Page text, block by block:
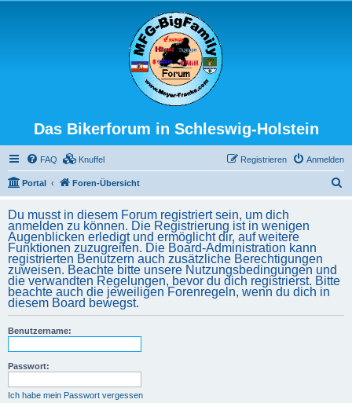
Das Bikerforum in Schleswig-Holstein
FAQ Knuffel Anmelden
Registrieren
Portal Foren-Übersicht
Du musst in diesem Forum registriert sein, um dich
anmelden zu können. Die Registrierung ist in wenigen
Augenblicken erledigt und ermöglicht dir, auf weitere
Funktionen zuzugreifen. Die Board-Administration kann
registrierten Benutzern auch zusätzliche Berechtigungen
zuweisen. Beachte bitte unsere Nutzungsbedingungen und
die verwandten Regelungen, bevor du dich registrierst. Bitte
beachte auch die jeweiligen Forenregeln, wenn du dich in
diesem Board bewegst.
Benutzername:
Passwort:
Ich habe mein Passwort vergessen